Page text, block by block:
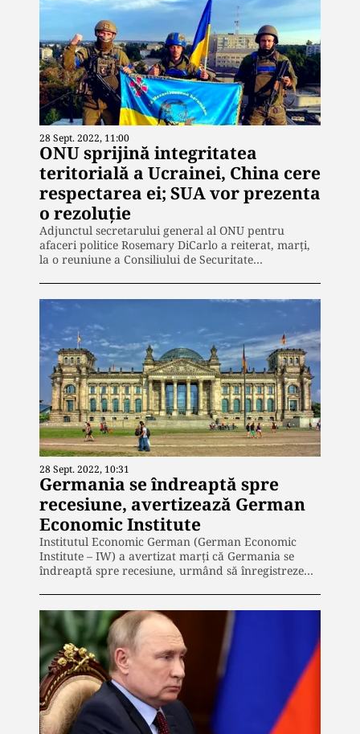
28 Sept. 2022, 11:00
ONU sprijină integritatea
teritorială a Ucrainei, China cere
respectarea ei; SUA vor prezenta
o rezoluţie
Adjunctul secretarului general al ONU pentru
afaceri politice Rosemary DiCarlo a reiterat, marţi,
la o reuniune a Consiliului de Securitate…
28 Sept. 2022, 10:31
Germania se îndreaptă spre
recesiune, avertizează German
Economic Institute
Institutul Economic German (German Economic
Institute – IW) a avertizat marţi că Germania se
îndreaptă spre recesiune, urmând să înregistreze…